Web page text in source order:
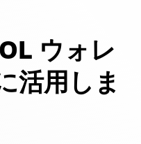
ウォレ
活用しま